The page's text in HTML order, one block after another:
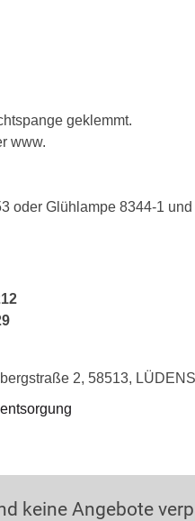
geklemmt.
www.
oder Glühlampe 8344-1 und
2, 58513,
keine Angebote